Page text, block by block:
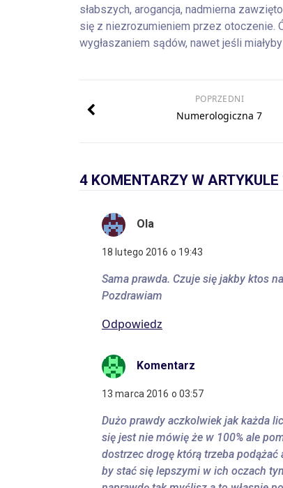
słabszych, arogancja, nadmierna
się z niezrozumieniem przez otoczenie.
wygłaszaniem sądów, nawet jeśli
POPRZEDNI
Numerologiczna 7
4 KOMENTARZY W
Ola
18 lutego 2016 o 19:43
Sama prawda. Czuje się jakby ktos
Pozdrawiam
Odpowiedz
Komentarz
13 marca 2016 o 03:57
Dużo prawdy aczkolwiek jak każda
się jest nie mówię że w 100% ale
dostrzec drogę którą trzeba podążać
by stać się lepszymi w ich oczach